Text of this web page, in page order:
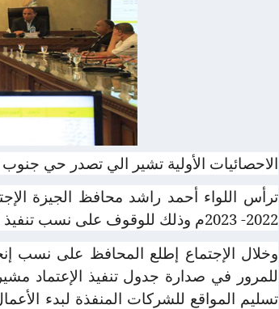
الاحصائيات الأولية تشير الي تصدر حي
ترأس اللواء أحمد راشد محافظ الجيزة
2022- 2023م وذلك للوقوف على نسب تنفيذ الجهات المعنية للمشروعات المدرجة بالخطة .
وخلال الإجتماع إطلع المحافظ على نسب
للمرور في صدارة جدول تنفيذ الإعتماد
تسليم المواقع للشركات المنفذة لبدء